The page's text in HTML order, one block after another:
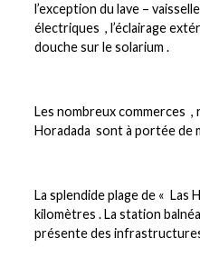
l’exception du lave –
électriques , l’éclairage
douche sur le solarium .
Les nombreux commerces ,
Horadada sont à portée de
La splendide plage de « Las
kilomètres . La station
présente des